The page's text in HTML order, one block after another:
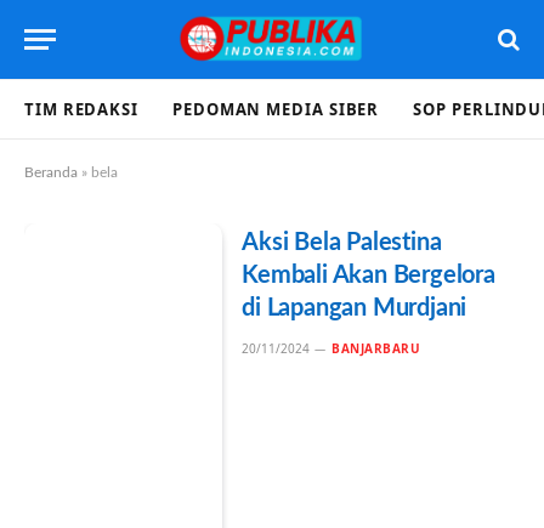
TIM REDAKSI PEDOMAN MEDIA SIBER SOP
Beranda » bela
Aksi Bela Palestina
Kembali Akan Bergelora
di Lapangan Murdjani
20/11/2024 BANJARBARU